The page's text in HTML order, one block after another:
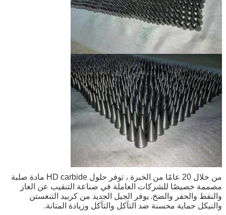
من خلال 20 عامًا من الخبرة ، توفر حلول HD carbide مادة صلبة
مصممة خصيصًا للشركات العاملة في صناعة التنقيب عن الغاز
والنفط والحفر والضخ. يوفر الجيل الجديد من كربيد التنغستن
والنيكل حماية محسنة ضد التآكل والتآكل وزيادة المتانة.